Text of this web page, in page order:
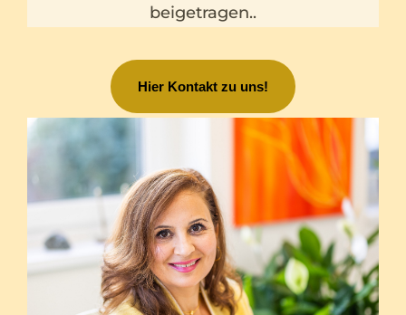
beigetragen..
Hier Kontakt zu uns!